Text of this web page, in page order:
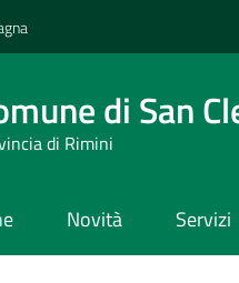
di San
di Rimini
Novità Servizi